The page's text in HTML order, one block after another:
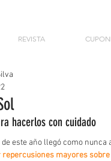
REVISTA
hacerlos con cuidado
este año llegó como
repercusiones mayores